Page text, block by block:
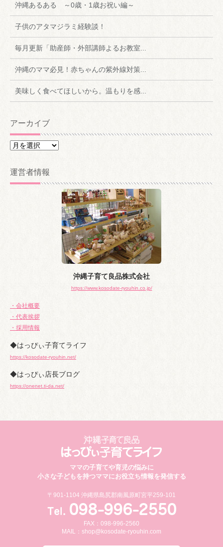
沖縄あるある ～0歳・1歳お祝い編～
子供のアタマジラミ経験談！
毎月更新「助産師・外部講師よるお教室...
沖縄のママ必見！赤ちゃんの紫外線対策...
美味しく食べてほしいから。温もりを感...
アーカイブ
ア
カ
イ
運営者情報
沖縄子育て良品株式会社
https://www.kosodate-ryouhin.co.jp/
・会社概要
・代表挨拶
・採用情報
◆はっぴぃ子育てライフ
https://kosodate-ryouhin.net/
◆はっぴぃ店長ブログ
https://onenet.ti-da.net/
ママの子育てや育児の悩みに
小さな子どもを持つママにお役立ち情報を発信する
〒901-1104 沖縄県島尻郡南風原町宮平259-101
FAX：098-996-2560
MAIL： shop@kosodate-ryouhin.com